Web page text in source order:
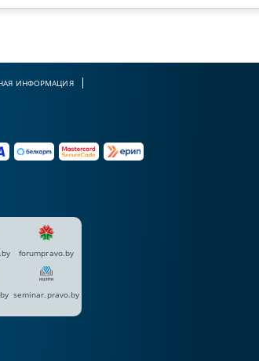
ИНФОРМАЦИЯ
forumpravo.by
seminar.pravo.by